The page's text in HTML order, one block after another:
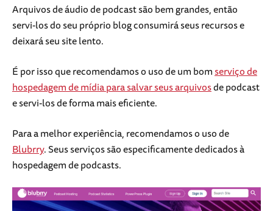
Arquivos de áudio de podcast são bem grandes, então
servi-los do seu próprio blog consumirá seus recursos e
deixará seu site lento.
É por isso que recomendamos o uso de um bomserviço de
hospedagem de mídia para salvar seus arquivosde podcast
e servi-los de forma mais eficiente.
Para a melhor experiência, recomendamos o uso de
Blubrry. Seus serviços são especificamente dedicados à
hospedagem de podcasts.